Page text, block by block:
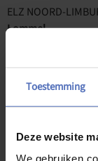
Toestemming
Deze website
We gebruiken
ELZ NOORD-
Lommel
Voor Huis van
jongeren